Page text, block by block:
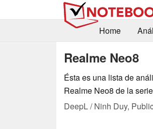
Home
Realme Neo8
Ésta es una lista de
Realme Neo8 de la
DeepL / Ninh Duy,